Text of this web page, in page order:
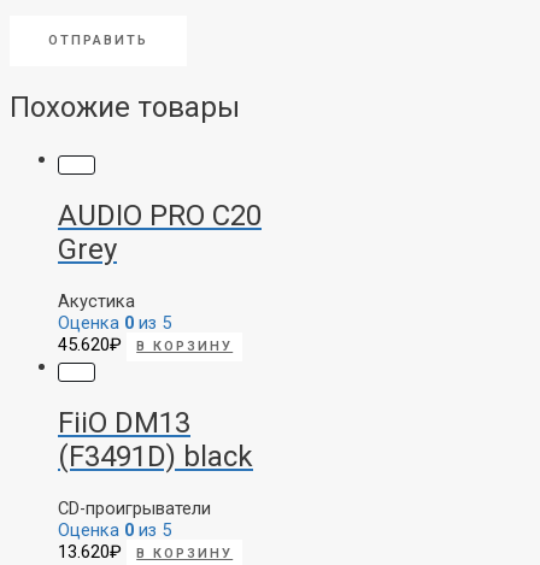
Похожие товары
AUDIO PRO C20
Grey
Акустика
Оценка 0 из 5
45.620₽ В КОРЗИНУ
FiiO DM13
(F3491D) black
CD-проигрыватели
Оценка 0 из 5
13.620₽ В КОРЗИНУ